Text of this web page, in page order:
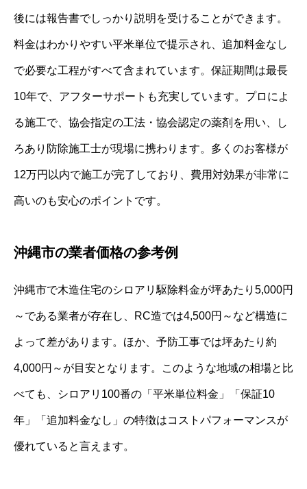
後には報告書でしっかり説明を受けることができます。
料金はわかりやすい平米単位で提示され、追加料金なし
で必要な工程がすべて含まれています。保証期間は最長
10年で、アフターサポートも充実しています。プロによ
る施工で、協会指定の工法・協会認定の薬剤を用い、し
ろあり防除施工士が現場に携わります。多くのお客様が
12万円以内で施工が完了しており、費用対効果が非常に
高いのも安心のポイントです。
沖縄市の業者価格の参考例
沖縄市で木造住宅のシロアリ駆除料金が坪あたり5,000円
～である業者が存在し、RC造では4,500円～など構造に
よって差があります。ほか、予防工事では坪あたり約
4,000円～が目安となります。このような地域の相場と比
べても、シロアリ100番の「平米単位料金」「保証10
年」「追加料金なし」の特徴はコストパフォーマンスが
優れていると言えます。